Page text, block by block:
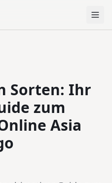
Sorten: Ihr
zum
Asia